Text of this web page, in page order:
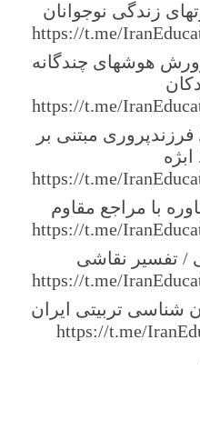
https://t.me/
هوشهای چندگانه
https://t.me/
مبتنی بر
https://t.me/
https://t.me/
https://t.me/
شناسی تربیتی ایران
https://t.me/